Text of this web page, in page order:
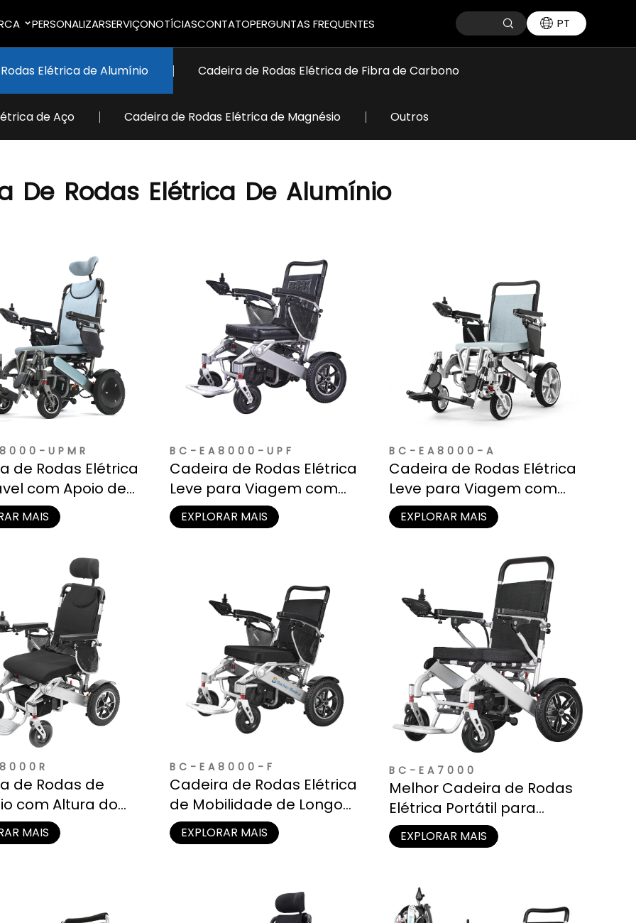
PERSONALIZARSERVIÇONOTÍCIASCONTATOPERGUNTAS FREQUENTES PT
Elétrica de Alumínio Cadeira de Rodas Elétrica de Fibra de Carbono
de Aço Cadeira de Rodas Elétrica de Magnésio Outros
De Rodas Elétrica De Alumínio
UPMR
de Rodas Elétrica
com Apoio de
| para
Domiciliares
MAIS
BC-EA8000-UPF
Cadeira de Rodas Elétrica
Leve para Viagem com
Bateria de Lítio Removível
EXPLORAR MAIS
BC-EA8000-A
Cadeira de Rodas Elétrica
Leve para Viagem com
Apoio de Pernas Elevatório
EXPLORAR MAIS
de Rodas de
com Altura do
e Encosto de
Ajustáveis
MAIS
BC-EA8000-F
Cadeira de Rodas Elétrica
de Mobilidade de Longo
Alcance
EXPLORAR MAIS
BC-EA7000
Melhor Cadeira de Rodas
Elétrica Portátil para
Adultos e Idosos
EXPLORAR MAIS